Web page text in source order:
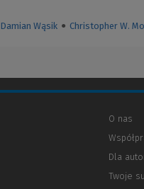
Damian Wąsik ● Christopher W.
O nas
Dla
Twoje